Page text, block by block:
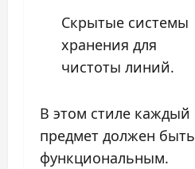
Скрытые системы
хранения для
чистоты линий.
В этом стиле каждый
предмет должен быть
функциональным.